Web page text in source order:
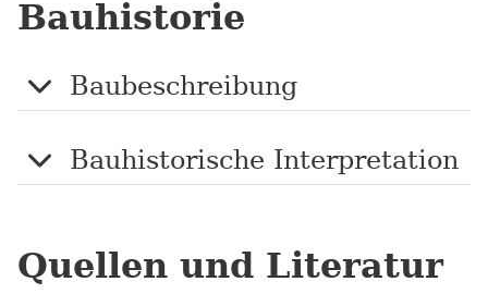
Bauhistorie
Baubeschreibung
Bauhistorische Interpretation
Quellen und Literatur